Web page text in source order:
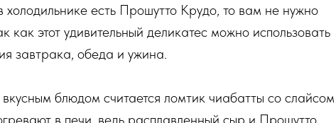
холодильнике есть Прошутто Крудо, то вам не нужно
как этот удивительный деликатес можно использовать
завтрака, обеда и ужина.
блюдом считается ломтик чиабатты со слайсом
в печи, ведь расплавленный сыр и Прошутто